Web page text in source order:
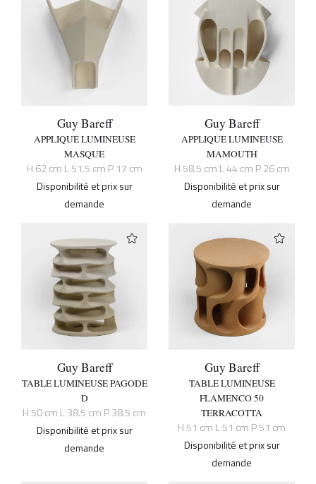
Guy Bareff
APPLIQUE LUMINEUSE
MASQUE
H 62 cm L 51.5 cm P 17 cm
Disponibilité et prix sur
demande
Guy Bareff
APPLIQUE LUMINEUSE
MAMOUTH
H 58.5 cm L 44 cm P 26 cm
Disponibilité et prix sur
demande
Guy Bareff
TABLE LUMINEUSE PAGODE
D
H 50 cm L 38.5 cm P 38.5 cm
Disponibilité et prix sur
demande
Guy Bareff
TABLE LUMINEUSE
FLAMENCO 50
TERRACOTTA
H 51 cm L 51 cm P 51 cm
Disponibilité et prix sur
demande